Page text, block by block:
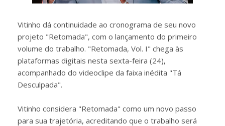
Vitinho dá continuidade ao cronograma de seu novo
projeto "Retomada", com o lançamento do primeiro
volume do trabalho. "Retomada, Vol. I" chega às
plataformas digitais nesta sexta-feira (24),
acompanhado do videoclipe da faixa inédita "Tá
Desculpada".
Vitinho considera "Retomada" como um novo passo
para sua trajetória, acreditando que o trabalho será